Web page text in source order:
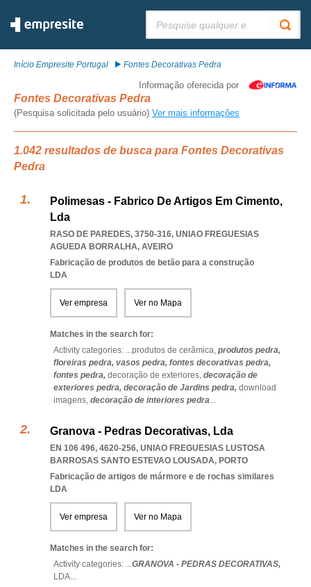
Início Empresite Portugal Fontes Decorativas Pedra
Informação oferecida por
Fontes Decorativas Pedra
(Pesquisa solicitada pelo usuário) Ver mais informações
1.042 resultados de busca para Fontes Decorativas
Pedra
Polimesas - Fabrico De Artigos Em Cimento,
Lda
RASO DE PAREDES, 3750-316, UNIAO FREGUESIAS
AGUEDA BORRALHA, AVEIRO
Fabricação de produtos de betão para a construção
LDA
Ver empresa Ver no Mapa
Matches in the search for:
Activity categories: ...produtos de cerâmica, produtos pedra,
floreiras pedra, vasos pedra, fontes decorativas pedra,
fontes pedra, decoração de exteriores, decoração de
exteriores pedra, decoração de Jardins pedra, download
imagens, decoração de interiores pedra...
Granova - Pedras Decorativas, Lda
EN 106 496, 4620-256, UNIAO FREGUESIAS LUSTOSA
BARROSAS SANTO ESTEVAO LOUSADA, PORTO
Fabricação de artigos de mármore e de rochas similares
LDA
Ver empresa Ver no Mapa
Matches in the search for:
Activity categories: ...GRANOVA - PEDRAS DECORATIVAS,
LDA...